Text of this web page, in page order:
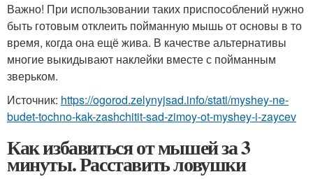
Важно! При использовании таких приспособлений нужно
быть готовым отклеить пойманную мышь от основы в то
время, когда она ещё жива. В качестве альтернативы
многие выкидывают наклейки вместе с пойманным
зверьком.
Источник: https://ogorod.zelynyjsad.info/stati/myshey-ne-
budet-tochno-kak-zashchitit-sad-zimoy-ot-myshey-i-zaycev
Как избавиться от мышей за 3
минуты. Расставить ловушки